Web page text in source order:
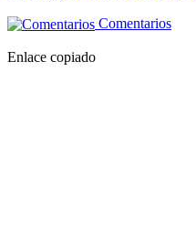
Comentarios
Enlace copiado